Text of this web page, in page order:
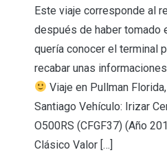
Este viaje corresponde al
después de haber tomado
quería conocer el terminal
recabar unas
Viaje en Pullman
Santiago Vehículo: Irizar
O500RS (CFGF37) (Año
Clásico Valor […]